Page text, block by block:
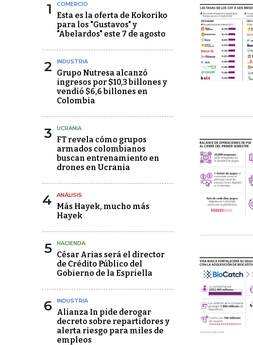
1 COMERCIO
Esta es la oferta de Kokoriko
para los "Gustavos" y
"Abelardos" este 7 de agosto
2 INDUSTRIA
Grupo Nutresa alcanzó
ingresos por $10,3 billones y
vendió $6,6 billones en
Colombia
3 UCRANIA
FT revela cómo grupos
armados colombianos
buscan entrenamiento en
drones en Ucrania
4 ANÁLISIS
Más Hayek, mucho más
Hayek
5 HACIENDA
César Arias será el director
de Crédito Público del
Gobierno de la Espriella
6 INDUSTRIA
Alianza In pide derogar
decreto sobre repartidores y
alerta riesgo para miles de
empleos